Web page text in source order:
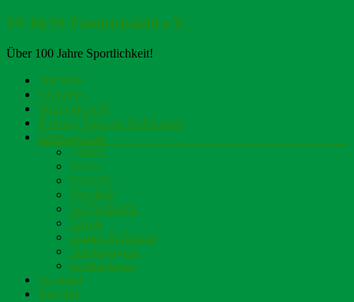
Zum
springen
SV 08/29 Friedrichsfeld e.V.
Über 100 Jahre Sportlichkeit!
Menü
Startseite
Aktuelles
Mitgliedschaft
Beiträge Satzung Ordnungen
Sportangebot
Billard
Budo
Fussball
Handball
Leichtathletik
Tennis
Turnen & Fitness
Vereinsjugend
Sportanlagen
Vorstand
Kontakt